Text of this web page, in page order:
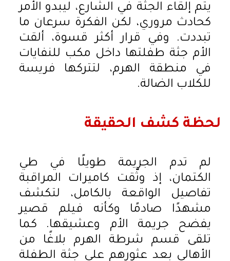
يتم إلقاء الجثة في الشارع، ليبدو الأمر
كحادث مروري، لكن الفكرة سرعان ما
تبددت. وفي قرار أكثر قسوة، ألقت
الأم جثة طفلتها داخل مكب للنفايات
في منطقة الهرم، لتتركها فريسة
للكلاب الضالة.
لحظة كشف الحقيقة
لم تدم الجريمة طويلًا في طي
الكتمان، إذ وثّقت كاميرات المراقبة
تفاصيل الواقعة بالكامل، لتكشف
مشهدًا صادمًا وكأنه فيلم قصير
يفضح جريمة الأم وعشيقها. كما
تلقى قسم شرطة الهرم بلاغًا من
الأهالي بعد عثورهم على جثة الطفلة